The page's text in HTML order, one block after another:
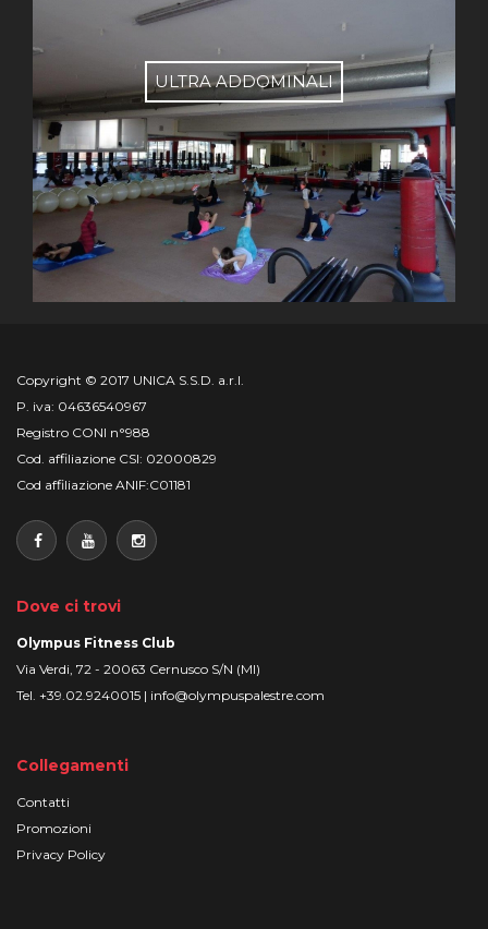
ULTRA ADDOMINALI
Copyright © 2017 UNICA S.S.D. a.r.l.
P. iva: 04636540967
Registro CONI n°988
Cod. affiliazione CSI: 02000829
Cod affiliazione ANIF:C01181
Dove ci trovi
Olympus Fitness Club
Via Verdi, 72 - 20063 Cernusco S/N (MI)
Tel. +39.02.9240015 | info@olympuspalestre.com
Collegamenti
Contatti
Promozioni
Privacy Policy